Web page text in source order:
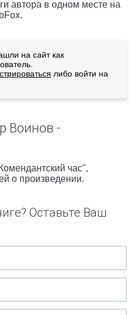
автора в одном месте на
на сайт как
либо войти на
Воинов -
час",
о произведении.
Оставьте Ваш